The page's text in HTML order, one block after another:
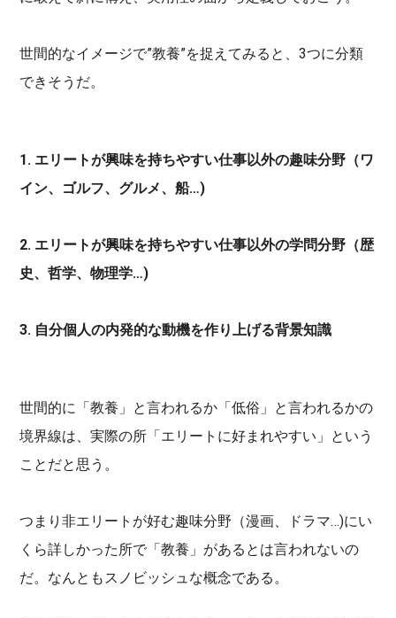
世間的なイメージで”教養”を捉えてみると、3つに分類
できそうだ。
1. エリートが興味を持ちやすい仕事以外の趣味分野（ワ
イン、ゴルフ、グルメ、船…)
2. エリートが興味を持ちやすい仕事以外の学問分野（歴
史、哲学、物理学…)
3. 自分個人の内発的な動機を作り上げる背景知識
世間的に「教養」と言われるか「低俗」と言われるかの
境界線は、実際の所「エリートに好まれやすい」という
ことだと思う。
つまり非エリートが好む趣味分野（漫画、ドラマ…)にい
くら詳しかった所で「教養」があるとは言われないの
だ。なんともスノビッシュな概念である。